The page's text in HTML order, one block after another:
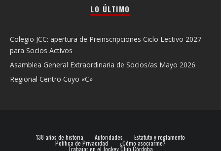
LO ÚLTIMO
Colegio JCC: apertura de Preinscripciones Ciclo Lectivo 2027
para Socios Activos
Asamblea General Extraordinaria de Socios/as Mayo 2026
Regional Centro Cuyo «C»
138 años de historia Autoridades Estatuto y reglamento
Política de Privacidad ¿Cómo asociarme?
Trabajar en el Jockey Club Córdoba